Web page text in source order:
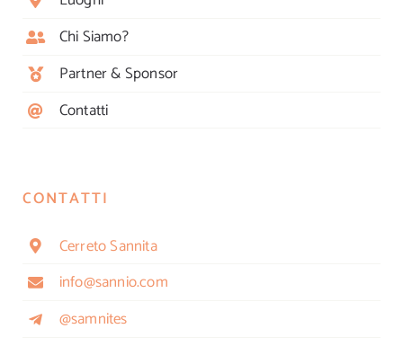
Chi Siamo?
Partner & Sponsor
Contatti
CONTATTI
Cerreto Sannita
info@sannio.com
@samnites